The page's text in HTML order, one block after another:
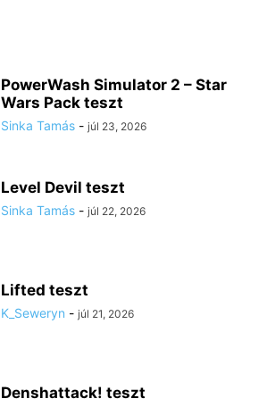
PowerWash Simulator 2 – Star
Wars Pack teszt
Sinka Tamás - júl 23, 2026
Level Devil teszt
Sinka Tamás - júl 22, 2026
Lifted teszt
K_Seweryn - júl 21, 2026
Denshattack! teszt